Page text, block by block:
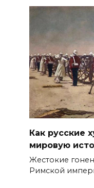
Как русские
мировую
Жестокие
Римской